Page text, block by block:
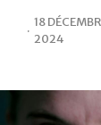
·
18
2024